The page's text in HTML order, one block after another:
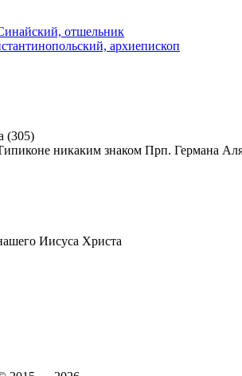
отшельник
архиепископ
(305)
Прп. Германа
Иисуса Христа